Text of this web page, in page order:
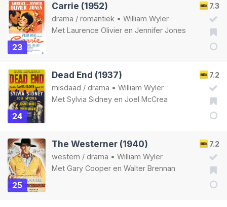
23
7.3
Carrie (1952)
drama / romantiek • William Wyler
Met Laurence Olivier en Jennifer Jones
24
7.2
Dead End (1937)
misdaad / drama • William Wyler
Met Sylvia Sidney en Joel McCrea
25
7.2
The Westerner (1940)
western / drama • William Wyler
Met Gary Cooper en Walter Brennan